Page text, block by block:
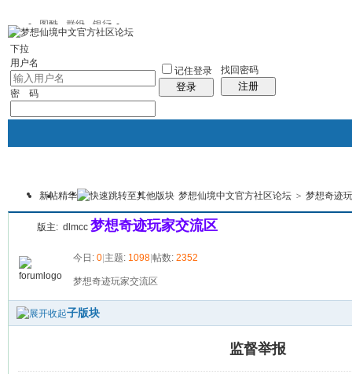
图酷 群组 银行
下拉
用户名
密 码
记住登录
登录
找回密码
注册
银行 群组聚合 我的空间
新帖精华 梦想仙境中文官方社区论坛 > 梦想奇迹
版主: dlmcc 梦想奇迹玩家交流区
今日: 0|主题: 1098|帖数: 2352
梦想奇迹玩家交流区
子版块
监督举报